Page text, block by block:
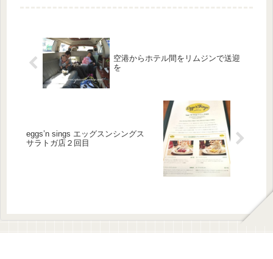
空港からホテル間をリムジンで送迎
を
eggs’n sings エッグスンシングス
サラトガ店２回目